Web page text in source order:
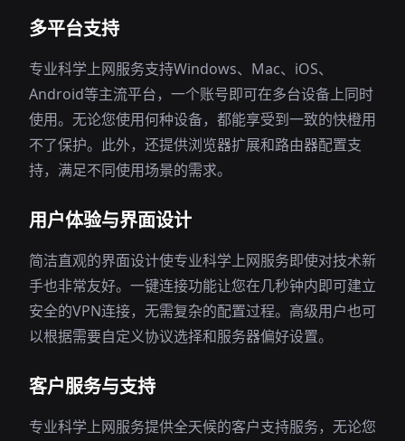
多平台支持
专业科学上网服务支持Windows、Mac、iOS、
Android等主流平台，一个账号即可在多台设备上同时
使用。无论您使用何种设备，都能享受到一致的快橙用
不了保护。此外，还提供浏览器扩展和路由器配置支
持，满足不同使用场景的需求。
用户体验与界面设计
简洁直观的界面设计使专业科学上网服务即使对技术新
手也非常友好。一键连接功能让您在几秒钟内即可建立
安全的VPN连接，无需复杂的配置过程。高级用户也可
以根据需要自定义协议选择和服务器偏好设置。
客户服务与支持
专业科学上网服务提供全天候的客户支持服务，无论您